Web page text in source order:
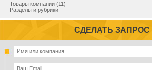
Товары компании (11)
Разделы и рубрики
СДЕЛАТЬ ЗАПРОС